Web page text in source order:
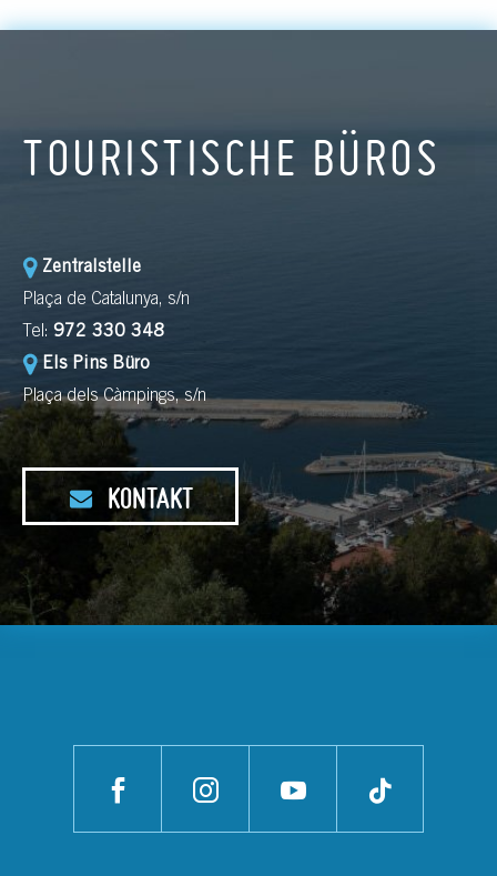
TOURISTISCHE BÜROS
Zentralstelle
Plaça de Catalunya, s/n
Tel: 972 330 348
Els Pins Büro
Plaça dels Càmpings, s/n
KONTAKT